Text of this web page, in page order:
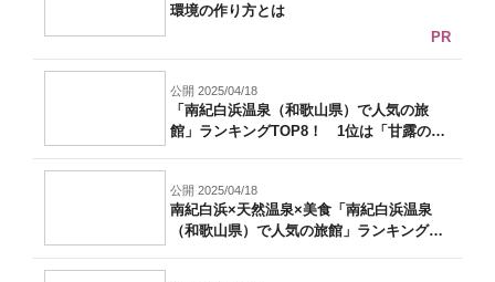
環境の作り方とは
PR
公開 2025/04/18
「南紀白浜温泉（和歌山県）で人気の旅
館」ランキングTOP8！ 1位は「甘露の湯
公開 2025/04/18
南紀白浜×天然温泉×美食「南紀白浜温泉
（和歌山県）で人気の旅館」ランキングTO